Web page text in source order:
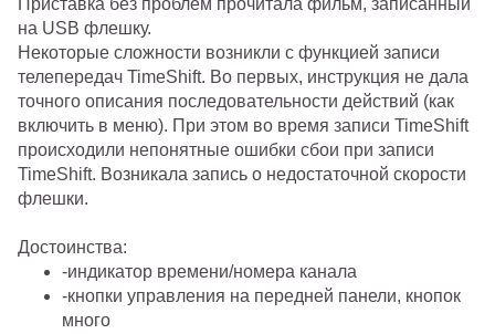
Приставка без проблем прочитала фильм, записанный
на USB флешку.
Некоторые сложности возникли с функцией записи
телепередач TimeShift. Во первых, инструкция не дала
точного описания последовательности действий (как
включить в меню). При этом во время записи TimeShift
происходили непонятные ошибки сбои при записи
TimeShift. Возникала запись о недостаточной скорости
флешки.
Достоинства:
-индикатор времени/номера канала
-кнопки управления на передней панели, кнопок
много